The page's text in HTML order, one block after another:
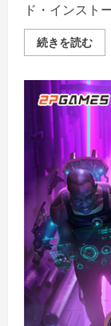
ド・インスト
続きを読む
の
を
ご
覧
さ
い